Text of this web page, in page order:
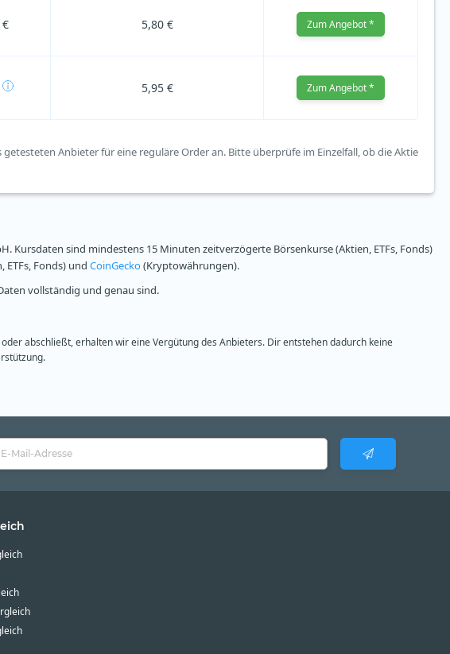
5,80 € Zum Angebot *
5,95 € Zum Angebot *
Anbieter für eine reguläre Order an. Bitte überprüfe im Einzelfall, ob die Aktie
Kursdaten sind mindestens 15 Minuten zeitverzögerte Börsenkurse (Aktien, ETFs, Fonds)
ETFs, Fonds) und CoinGecko(Kryptowährungen).
vollständig und genau sind.
abschließt, erhalten wir eine Vergütung des Anbieters. Dir entstehen dadurch keine